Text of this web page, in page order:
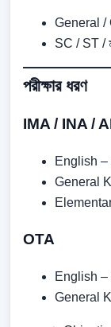
General /
SC / ST /
পরীক্ষার ধরণ
IMA / INA /
English –
General
OTA
English –
General